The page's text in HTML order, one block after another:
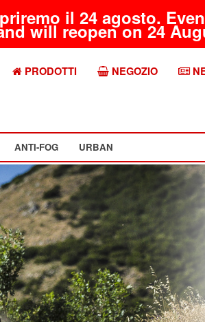
il 24 agosto.
will reopen on 24
PRODOTTI NEGOZIO
ANTI-FOG URBAN